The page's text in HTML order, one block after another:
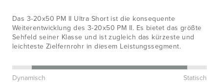
Das 3-20x50 PM II Ultra Short ist die konsequente
Weiterentwicklung des 3-20x50 PM II. Es bietet das größte
Sehfeld seiner Klasse und ist zugleich das kürzeste und
leichteste Zielfernrohr in diesem Leistungssegment.
Dynamisch Statisch